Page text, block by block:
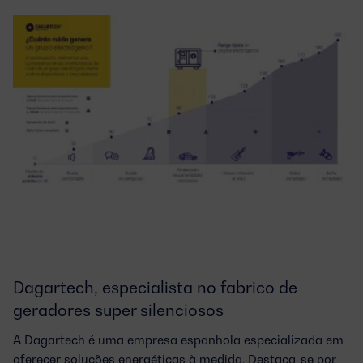
Dagartech, especialista no fabrico de
geradores super silenciosos
A Dagartech é uma empresa espanhola especializada em
oferecer soluções energéticas à medida. Destaca-se por